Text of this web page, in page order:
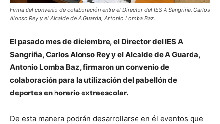
Firma del convenio de colaboración entre el Director del IES A Sangriña, Carlos
Alonso Rey y el Alcalde de A Guarda, Antonio Lomba Baz.
El pasado mes de diciembre, el Director del IES A
Sangriña, Carlos Alonso Rey y el Alcalde de A Guarda,
Antonio Lomba Baz, firmaron un convenio de
colaboración para la utilización del pabellón de
deportes en horario extraescolar.
De esta manera podrán desarrollarse en él eventos que